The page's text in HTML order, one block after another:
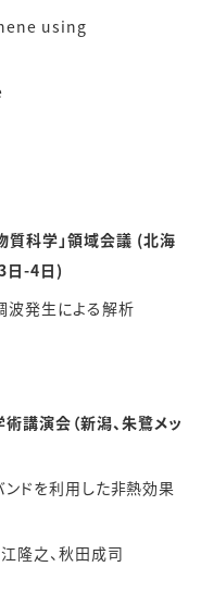
using
質科学」領域会議 (北海
日-4日)
発生による解析
演会（新潟、朱鷺メッ
を利用した非熱効果
之、秋⽥成司